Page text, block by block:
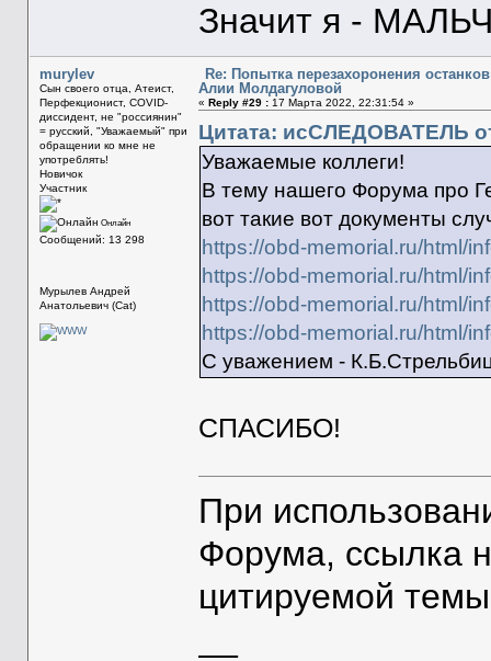
Значит я -
murylev
Сын своего отца, Атеист,
Перфекционист, COVID-
диссидент, не "россиянин"
= русский, "Уважаемый" при
обращении ко мне не
употреблять!
Новичок
Участник
Онлайн
Сообщений: 13 298
Мурылев Андрей
Анатольевич (Cat)
Re: Попытка перезахоронения
Алии Молдагуловой
« Reply #29 :17 Марта 2022, 22:31:54 »
Цитата: исСЛЕДОВАТЕЛЬ
Уважаемые коллеги!
В тему нашего Форума про
вот такие вот документы
https://obd-memorial.ru/html/
https://obd-memorial.ru/html/
https://obd-memorial.ru/html/
https://obd-memorial.ru/html/
С уважением -
СПАСИБО!
При
Форума, ссылка
цитируемой